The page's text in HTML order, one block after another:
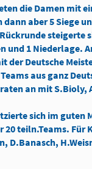
die Damen mit
aber 5 Siege
steigerte
und 1 Niederlage.
der Deutsche
aus ganz
an mit S.Bioly,
sich im guten
20 teiln.Teams. Für
D.Banasch,